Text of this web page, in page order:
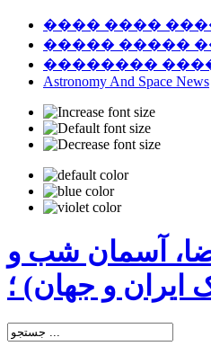
���� ����
����� �����
��������
Astronomy And Space News
آسمان شب و
ایران و جهان) ؛